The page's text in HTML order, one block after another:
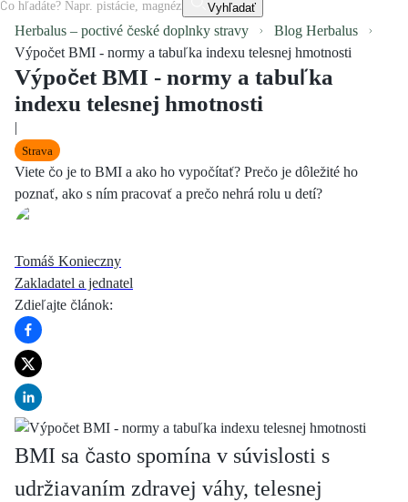
Vyhľadať
Herbalus – poctivé české doplnky stravy
Blog Herbalus
Výpočet BMI - normy a tabuľka indexu telesnej hmotnosti
Výpočet BMI - normy a tabuľka
indexu telesnej hmotnosti
|
Strava
Viete čo je to BMI a ako ho vypočítať? Prečo je dôležité ho
poznať, ako s ním pracovať a prečo nehrá rolu u detí?
Tomáš Konieczny
Zakladatel a jednatel
Zdieľajte článok:
BMI sa často spomína v súvislosti s
udržiavaním zdravej váhy, telesnej